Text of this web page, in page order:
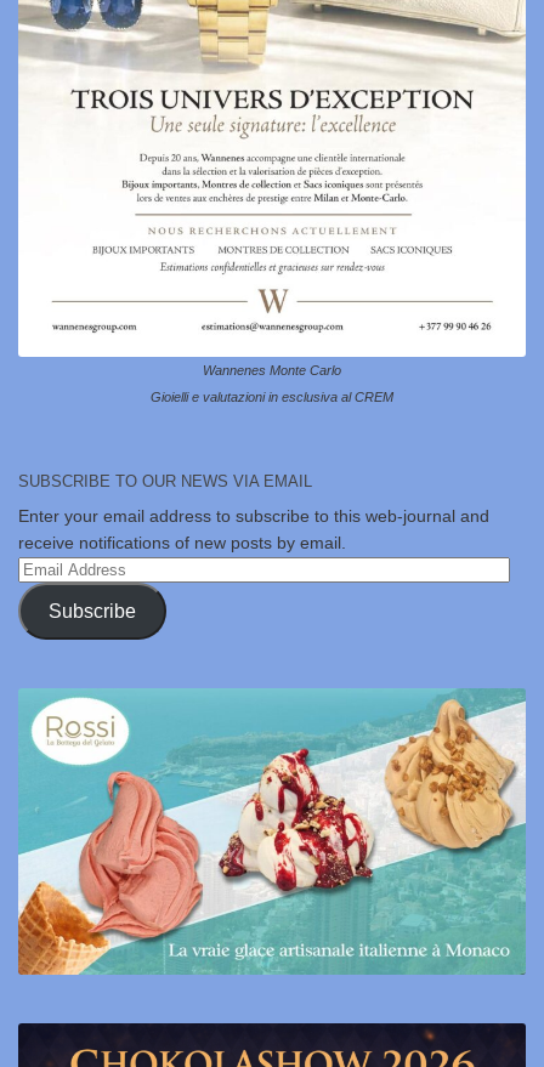
Wannenes Monte Carlo
Gioielli e valutazioni in esclusiva al CREM
SUBSCRIBE TO OUR NEWS VIA EMAIL
Enter your email address to subscribe to this web-journal and
receive notifications of new posts by email.
Email
Address
Subscribe